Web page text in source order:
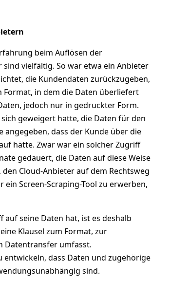
beim Auflösen der
vielfältig. So war etwa ein Anbieter
die Kundendaten zurückzugeben,
Format, in dem die Daten überliefert
jedoch nur in gedruckter Form.
geweigert hatte, die Daten für den
dass der Kunde über die
hätte. Zwar war ein solcher Zugriff
gedauert, die Daten auf diese Weise
Cloud-Anbieter auf dem Rechtsweg
Screen-Scraping-Tool zu erwerben,
seine Daten hat, ist es deshalb
Klausel zum Format, zur
Datentransfer umfasst.
entwickeln, dass Daten und zugehörige
sind.